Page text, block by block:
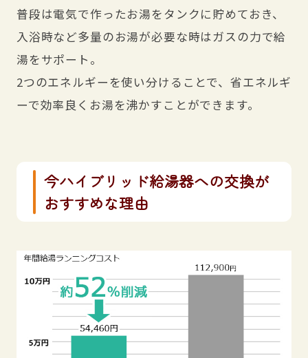
普段は電気で作ったお湯をタンクに貯めておき、
入浴時など多量のお湯が必要な時はガスの力で給
湯をサポート。
2つのエネルギーを使い分けることで、省エネルギ
ーで効率良くお湯を沸かすことができます。
今ハイブリッド給湯器への交換が
おすすめな理由